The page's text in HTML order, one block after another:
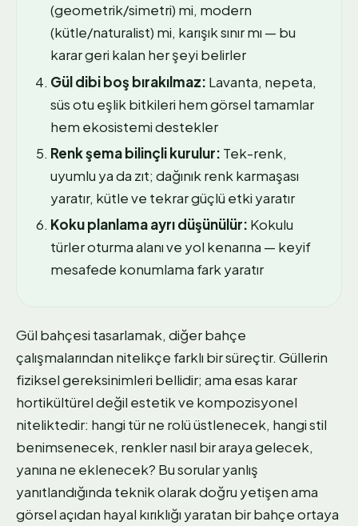
(geometrik/simetri) mi, modern
(kütle/naturalist) mi, karışık sınır mı — bu
karar geri kalan her şeyi belirler
Gül dibi boş bırakılmaz: Lavanta, nepeta,
süs otu eşlik bitkileri hem görsel tamamlar
hem ekosistemi destekler
Renk şema bilinçli kurulur: Tek-renk,
uyumlu ya da zıt; dağınık renk karmaşası
yaratır, kütle ve tekrar güçlü etki yaratır
Koku planlama ayrı düşünülür: Kokulu
türler oturma alanı ve yol kenarına — keyif
mesafede konumlama fark yaratır
Gül bahçesi tasarlamak, diğer bahçe
çalışmalarından nitelikçe farklı bir süreçtir. Güllerin
fiziksel gereksinimleri bellidir; ama esas karar
hortikültürel değil estetik ve kompozisyonel
niteliktedir: hangi tür ne rolü üstlenecek, hangi stil
benimsenecek, renkler nasıl bir araya gelecek,
yanına ne eklenecek? Bu sorular yanlış
yanıtlandığında teknik olarak doğru yetişen ama
görsel açıdan hayal kırıklığı yaratan bir bahçe ortaya